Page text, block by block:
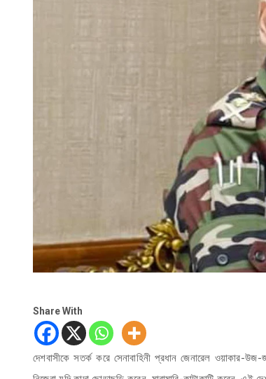
Share With
দেশবাসীকে সতর্ক করে সেনাবাহিনী প্রধান জেনারেল ওয়াকার-